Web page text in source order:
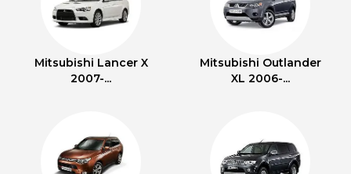
Mitsubishi Lancer X
2007-...
Mitsubishi Outlander
XL 2006-...